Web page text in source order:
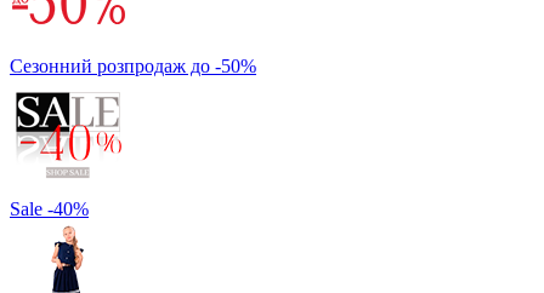
Сезонний розпродаж до -50%
Sale -40%